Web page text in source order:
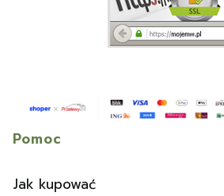
Linki w stopce
Pomoc
Jak kupować